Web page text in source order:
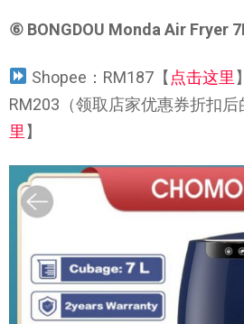
⑥ BONGDOU Monda Air Fryer
Shopee：RM187【点击这里
RM203（领取店家优惠券折扣后
里】